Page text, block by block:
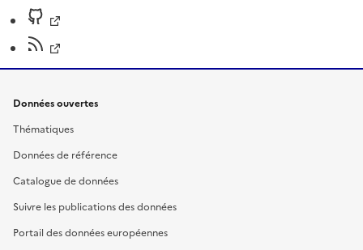
Données ouvertes
Thématiques
Données de référence
Catalogue de données
Suivre les publications des données
Portail des données européennes